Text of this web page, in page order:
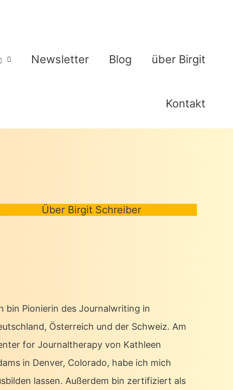
Newsletter Blog über Birgit
Kontakt
Über Birgit Schreiber
bin Pionierin des Journalwriting in
Österreich und der Schweiz. Am
for Journaltherapy von Kathleen
in Denver, Colorado, habe ich mich
lassen. Außerdem bin zertifiziert als